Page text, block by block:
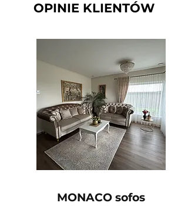
OPINIE KLIENTÓW
MONACO sofos